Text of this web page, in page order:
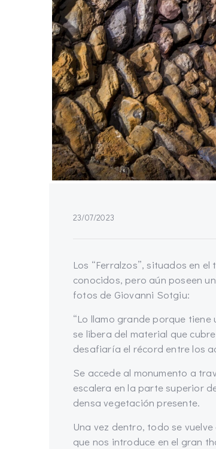
23/07/2023
Los “Ferralzos”, situados en
conocidos, pero aún poseen
fotos de Giovanni Sotgiu:
“Lo llamo grande porque
se libera del material que
desafiaría el récord entre los
Se accede al monumento a
escalera en la parte superior
densa vegetación presente.
Una vez dentro, todo se
que nos introduce en el gran